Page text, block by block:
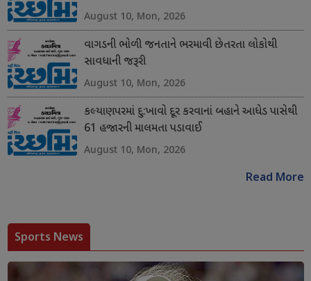
August 10, Mon, 2026
વાગડની ભોળી જનતાને ભરમાવી છેતરતા લોકોથી
સાવધાની જરૂરી
August 10, Mon, 2026
કલ્યાણપરમાં દુ:ખાવો દૂર કરવાનાં બહાને આધેડ પાસેથી
61 હજારની માલમતા પડાવાઈ
August 10, Mon, 2026
Read More
Sports News